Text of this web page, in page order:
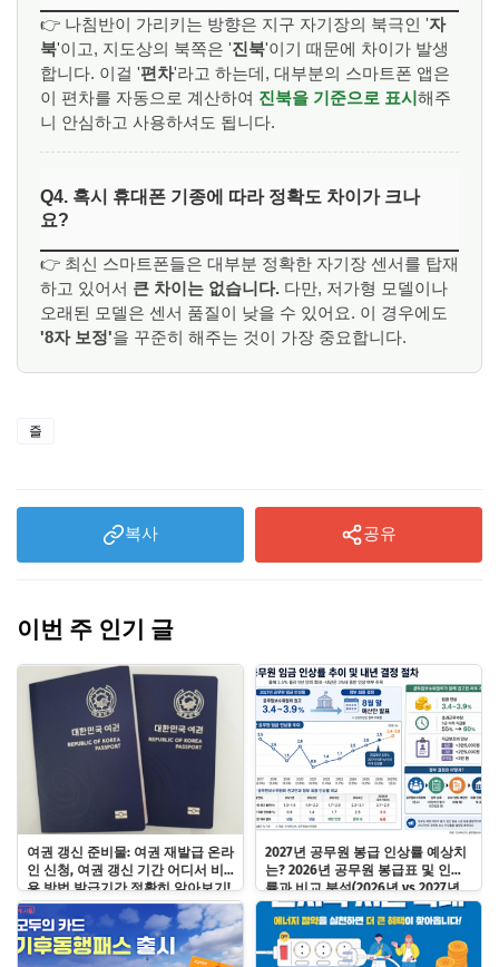
👉 나침반이 가리키는 방향은 지구 자기장의 북극인 '자
북'이고, 지도상의 북쪽은 '진북'이기 때문에 차이가 발생
합니다. 이걸 '편차'라고 하는데, 대부분의 스마트폰 앱은
이 편차를 자동으로 계산하여 진북을 기준으로 표시해주
니 안심하고 사용하셔도 됩니다.
Q4. 혹시 휴대폰 기종에 따라 정확도 차이가 크나
요?
👉 최신 스마트폰들은 대부분 정확한 자기장 센서를 탑재
하고 있어서 큰 차이는 없습니다. 다만, 저가형 모델이나
오래된 모델은 센서 품질이 낮을 수 있어요. 이 경우에도
'8자 보정'을 꾸준히 해주는 것이 가장 중요합니다.
즐
복사 공유
이번 주 인기 글
여권 갱신 준비물: 여권 재발급 온라
인 신청, 여권 갱신 기간 어디서 비
용 방법 발급기간 정확히 알아보기!
2027년 공무원 봉급 인상률 예상치
는? 2026년 공무원 봉급표 및 인상
률과 비교 분석(2026년 vs 2027년
예상 봉급표 시뮬레이션)